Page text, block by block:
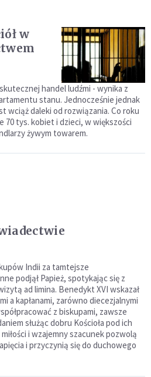
w
handel ludźmi - wynika z
stanu. Jednocześnie jednak
wciąż daleki od rozwiązania. Co roku
70 tys. kobiet i dzieci, w większości
żywym towarem.
Indii za tamtejsze
podjął Papież, spotykając się z
ad limina. Benedykt XVI wskazał
a kapłanami, zarówno diecezjalnymi
z biskupami, zawsze
służąc dobru Kościoła pod ich
i wzajemny szacunek pozwolą
i przyczynią się do duchowego